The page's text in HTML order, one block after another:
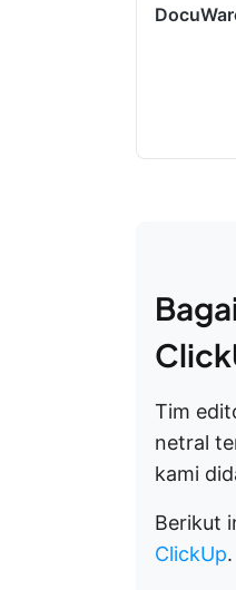
Tim
netral
kami
Berikut
ClickUp.